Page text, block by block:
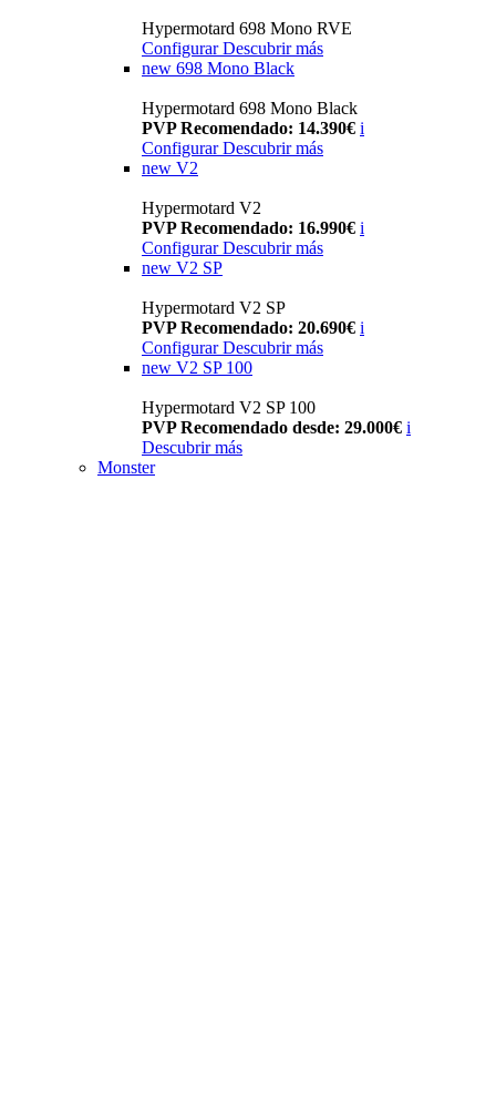
Hypermotard 698 Mono RVE
Configurar Descubrir más
new 698 Mono Black
Hypermotard 698 Mono Black
PVP Recomendado: 14.390€ i
Configurar Descubrir más
new V2
Hypermotard V2
PVP Recomendado: 16.990€ i
Configurar Descubrir más
new V2 SP
Hypermotard V2 SP
PVP Recomendado: 20.690€ i
Configurar Descubrir más
new V2 SP 100
Hypermotard V2 SP 100
PVP Recomendado desde: 29.000€ i
Descubrir más
Monster